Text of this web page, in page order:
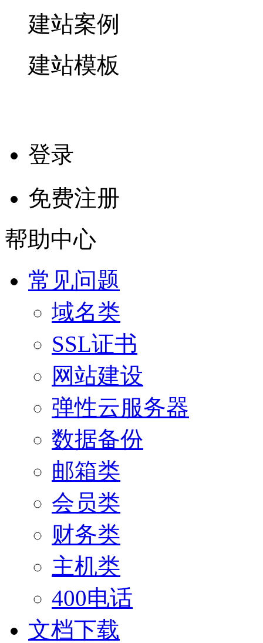
建站案例
建站模板
登录
免费注册
帮助中心
常见问题
域名类
SSL证书
网站建设
弹性云服务器
数据备份
邮箱类
会员类
财务类
主机类
400电话
文档下载